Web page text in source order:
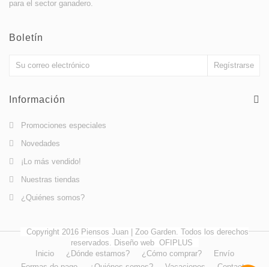
para el sector ganadero.
Boletín
Información
Promociones especiales
Novedades
¡Lo más vendido!
Nuestras tiendas
¿Quiénes somos?
Copyright 2016 Piensos Juan | Zoo Garden. Todos los derechos
reservados. Diseño web OFIPLUS
Inicio
¿Dónde estamos? ¿Cómo comprar?
Envío